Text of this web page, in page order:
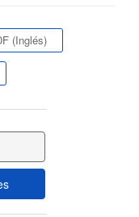
(Inglés)